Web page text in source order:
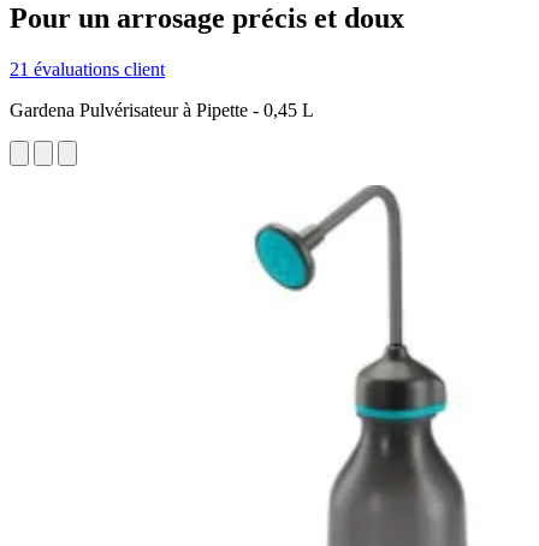
Pour un arrosage précis et doux
21 évaluations client
Gardena Pulvérisateur à Pipette - 0,45 L